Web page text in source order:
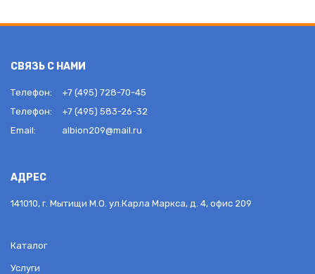
СВЯЗЬ С НАМИ
Телефон:
+7 (495) 728-70-45
Телефон:
+7 (495) 583-26-32
Email:
albion209@mail.ru
АДРЕС
141010, г. Мытищи М.О. ул.Карла Маркса, д. 4, офис 209
Каталог
Услуги